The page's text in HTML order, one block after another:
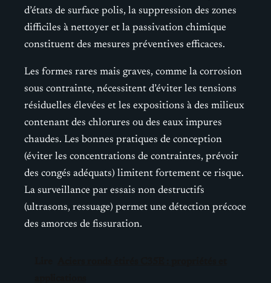
d’états de surface polis, la suppression des zones
difficiles à nettoyer et la passivation chimique
constituent des mesures préventives efficaces.
Les formes rares mais graves, comme la corrosion
sous contrainte, nécessitent d’éviter les tensions
résiduelles élevées et les expositions à des milieux
contenant des chlorures ou des eaux impures
chaudes. Les bonnes pratiques de conception
(éviter les concentrations de contraintes, prévoir
des congés adéquats) limitent fortement ce risque.
La surveillance par essais non destructifs
(ultrasons, ressuage) permet une détection précoce
des amorces de fissuration.